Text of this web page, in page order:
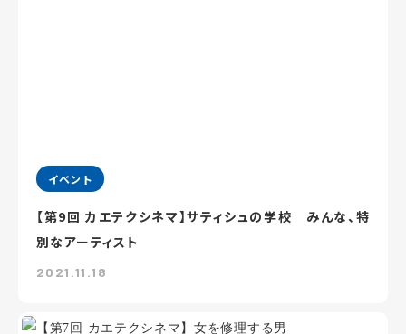
イベント
【第9回 カエテクシネマ】サティシュの学校 みんな、特
別なアーティスト
2021.11.18